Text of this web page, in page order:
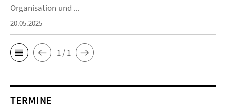
Organisation und ...
20.05.2025
1 / 1
TERMINE